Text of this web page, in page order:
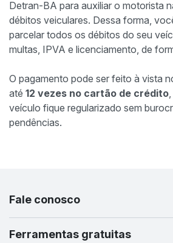
Detran-BA para auxiliar o motorista
débitos veiculares. Dessa forma,
parcelar todos os débitos do seu
multas, IPVA e licenciamento, de
O pagamento pode ser feito à vista
até 12 vezes no cartão de crédito
veículo fique regularizado sem
pendências.
Fale conosco
Ferramentas gratuitas